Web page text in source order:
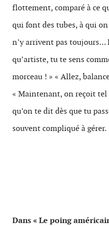
flottement, comparé à ce
qui font des tubes, à qui
n’y arrivent pas toujours…
qu’artiste, tu te sens
morceau ! » « Allez,
« Maintenant, on reçoit tel
qu’on te dit dès que tu
souvent compliqué à gérer.
Dans « Le poing